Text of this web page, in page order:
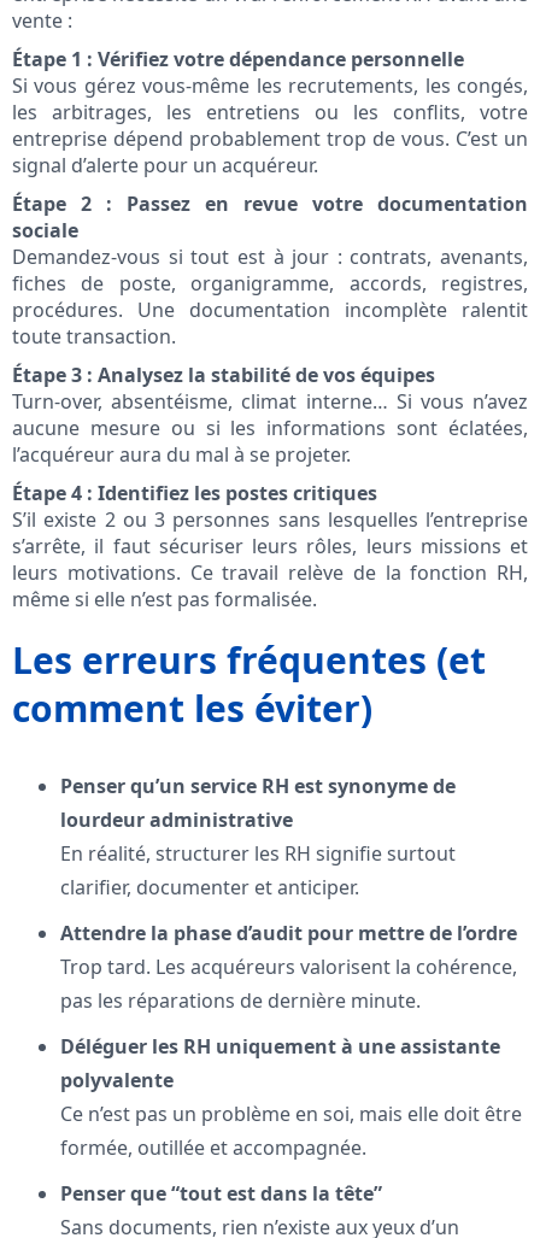
vente :
Étape 1 : Vérifiez votre dépendance personnelle
Si vous gérez vous-même les recrutements, les congés,
les arbitrages, les entretiens ou les conflits, votre
entreprise dépend probablement trop de vous. C’est un
signal d’alerte pour un acquéreur.
Étape 2 : Passez en revue votre documentation
sociale
Demandez-vous si tout est à jour : contrats, avenants,
fiches de poste, organigramme, accords, registres,
procédures. Une documentation incomplète ralentit
toute transaction.
Étape 3 : Analysez la stabilité de vos équipes
Turn-over, absentéisme, climat interne… Si vous n’avez
aucune mesure ou si les informations sont éclatées,
l’acquéreur aura du mal à se projeter.
Étape 4 : Identifiez les postes critiques
S’il existe 2 ou 3 personnes sans lesquelles l’entreprise
s’arrête, il faut sécuriser leurs rôles, leurs missions et
leurs motivations. Ce travail relève de la fonction RH,
même si elle n’est pas formalisée.
Les erreurs fréquentes (et
comment les éviter)
Penser qu’un service RH est synonyme de
lourdeur administrative
En réalité, structurer les RH signifie surtout
clarifier, documenter et anticiper.
Attendre la phase d’audit pour mettre de l’ordre
Trop tard. Les acquéreurs valorisent la cohérence,
pas les réparations de dernière minute.
Déléguer les RH uniquement à une assistante
polyvalente
Ce n’est pas un problème en soi, mais elle doit être
formée, outillée et accompagnée.
Penser que “tout est dans la tête”
Sans documents, rien n’existe aux yeux d’un